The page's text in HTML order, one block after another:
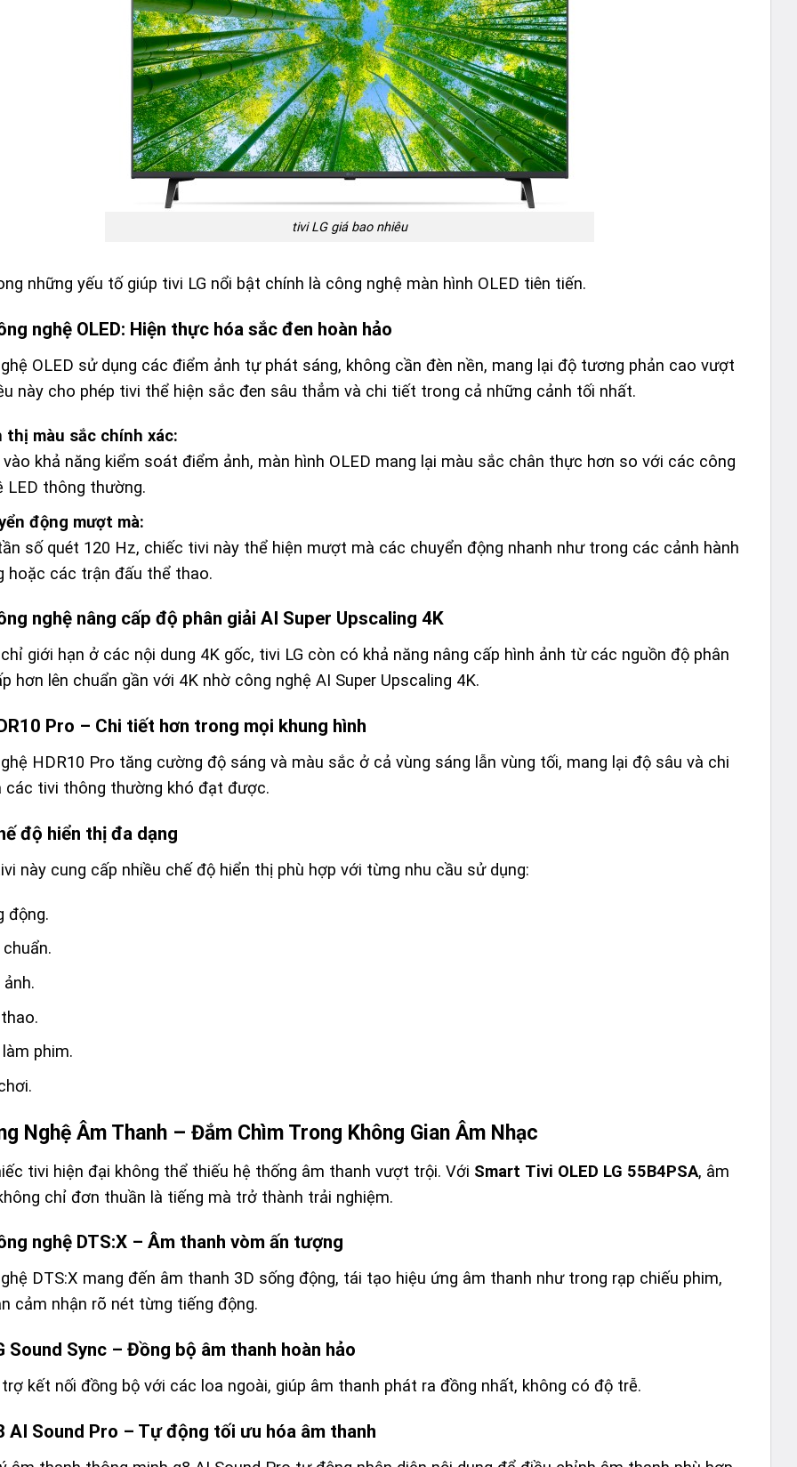
tivi LG giá bao nhiêu
những yếu tố giúp tivi LG nổi bật chính là công nghệ màn hình OLED tiên tiến.
nghệ OLED: Hiện thực hóa sắc đen hoàn hảo
OLED sử dụng các điểm ảnh tự phát sáng, không cần đèn nền, mang lại độ tương phản cao vượt
này cho phép tivi thể hiện sắc đen sâu thẳm và chi tiết trong cả những cảnh tối nhất.
thị màu sắc chính xác:
vào khả năng kiểm soát điểm ảnh, màn hình OLED mang lại màu sắc chân thực hơn so với các công
LED thông thường.
động mượt mà:
số quét 120 Hz, chiếc tivi này thể hiện mượt mà các chuyển động nhanh như trong các cảnh hành
hoặc các trận đấu thể thao.
nghệ nâng cấp độ phân giải AI Super Upscaling 4K
giới hạn ở các nội dung 4K gốc, tivi LG còn có khả năng nâng cấp hình ảnh từ các nguồn độ phân
hơn lên chuẩn gần với 4K nhờ công nghệ AI Super Upscaling 4K.
Pro – Chi tiết hơn trong mọi khung hình
HDR10 Pro tăng cường độ sáng và màu sắc ở cả vùng sáng lẫn vùng tối, mang lại độ sâu và chi
các tivi thông thường khó đạt được.
độ hiển thị đa dạng
này cung cấp nhiều chế độ hiển thị phù hợp với từng nhu cầu sử dụng:
động.
phim.
Nghệ Âm Thanh – Đắm Chìm Trong Không Gian Âm Nhạc
tivi hiện đại không thể thiếu hệ thống âm thanh vượt trội. Với Smart Tivi OLED LG 55B4PSA, âm
chỉ đơn thuần là tiếng mà trở thành trải nghiệm.
nghệ DTS:X – Âm thanh vòm ấn tượng
DTS:X mang đến âm thanh 3D sống động, tái tạo hiệu ứng âm thanh như trong rạp chiếu phim,
cảm nhận rõ nét từng tiếng động.
Sound Sync – Đồng bộ âm thanh hoàn hảo
kết nối đồng bộ với các loa ngoài, giúp âm thanh phát ra đồng nhất, không có độ trễ.
AI Sound Pro – Tự động tối ưu hóa âm thanh